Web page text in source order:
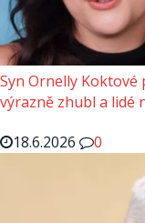
Syn Ornelly
výrazně zhubl a lidé
18.6.2026
0